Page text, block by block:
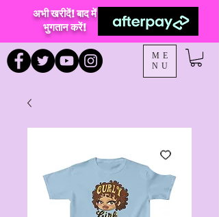
अभी खरीदें! बाद में
भुगतान करें!
ME
NU